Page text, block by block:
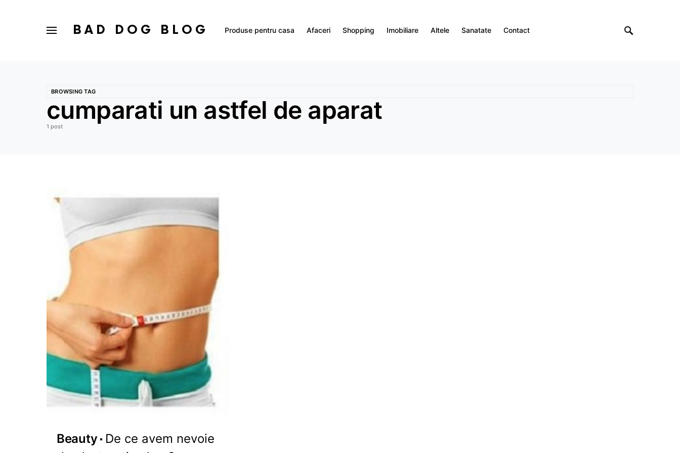
BAD DOG BLOG Produse pentru casa Afaceri Shopping Imobiliare Altele Sanatate Contact
BROWSING TAG
cumparati un astfel de aparat
1 post
Beauty
De ce avem nevoie